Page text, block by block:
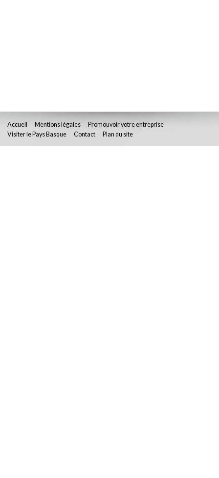
Accueil Mentions légales
Promouvoir votre entreprise
Visiter le Pays Basque
Contact Plan du site